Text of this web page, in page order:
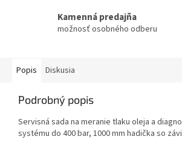
Kamenná predajňa
možnosť osobného odberu
Popis Diskusia
Podrobný popis
Servisná sada na meranie tlaku oleja a
systému do 400 bar, 1000 mm hadička so